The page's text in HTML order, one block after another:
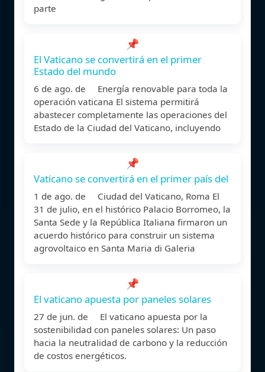
parte
📌
El Vaticano se convertirá en el primer
Estado del mundo
6 de ago. de Energía renovable para toda la
operación vaticana El sistema permitirá
abastecer completamente las operaciones del
Estado de la Ciudad del Vaticano, incluyendo
📌
Vaticano se convertirá en el primer país del
1 de ago. de Ciudad del Vaticano, Roma El
31 de julio, en el histórico Palacio Borromeo, la
Santa Sede y la República Italiana firmaron un
acuerdo histórico para construir un sistema
agrovoltaico en Santa Maria di Galeria
📌
El vaticano apuesta por paneles solares
27 de jun. de El vaticano apuesta por la
sostenibilidad con paneles solares: Un paso
hacia la neutralidad de carbono y la reducción
de costos energéticos.